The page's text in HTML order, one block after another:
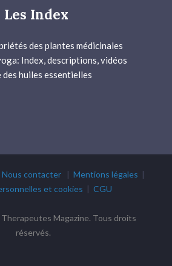
Les Index
des plantes médicinales
Index, descriptions, vidéos
des huiles essentielles
Nous contacter| Mentions légales |
et cookies | CGU
Magazine. Tous droits
réservés.